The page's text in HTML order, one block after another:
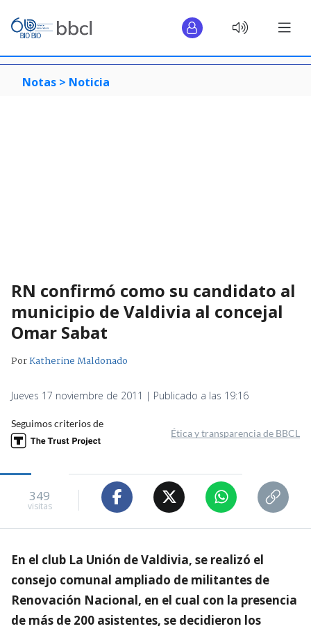
Notas > Noticia
RN confirmó como su candidato al
municipio de Valdivia al concejal
Omar Sabat
PorKatherine Maldonado
Jueves 17 noviembre de 2011 | Publicado a las 19:16
Seguimos criterios de
Ética y transparencia de BBCL
349
visitas
En el club La Unión de Valdivia, se realizó el
consejo comunal ampliado de militantes de
Renovación Nacional, en el cual con la presencia
de más de 200 asistentes, se decidieron los